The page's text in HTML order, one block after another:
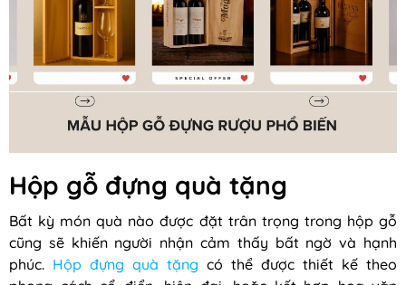
Hộp gỗ đựng quà tặng
Bất kỳ món quà nào được đặt trân trọng trong hộp gỗ
cũng sẽ khiến người nhận cảm thấy bất ngờ và hạnh
phúc. Hộp đựng quà tặng có thể được thiết kế theo